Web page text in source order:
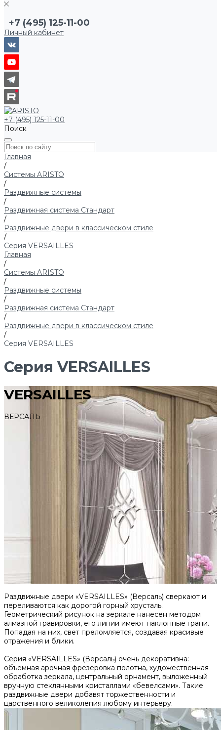
+7 (495) 125-11-00
Личный кабинет
+7 (495) 125-11-00
Поиск
Главная
/
Системы ARISTO
/
Раздвижные системы
/
Раздвижная система Стандарт
/
Раздвижные двери в классическом стиле
/
Серия VERSAILLES
Главная
/
Системы ARISTO
/
Раздвижные системы
/
Раздвижная система Стандарт
/
Раздвижные двери в классическом стиле
/
Серия VERSAILLES
Серия VERSAILLES
VERSAILLES
ВЕРСАЛЬ
Раздвижные двери «VERSAILLES» (Версаль) сверкают и
переливаются как дорогой горный хрусталь.
Геометрический рисунок на зеркале нанесен методом
алмазной гравировки, его линии имеют наклонные грани.
Попадая на них, свет преломляется, создавая красивые
отражения и блики.
Серия «VERSAILLES» (Версаль) очень декоративна:
объёмная арочная фрезеровка полотна, художественная
обработка зеркала, центральный орнамент, выложенный
вручную стеклянными кристаллами «бевелсами». Такие
раздвижные двери добавят торжественности и
царственного великолепия любому интерьеру.